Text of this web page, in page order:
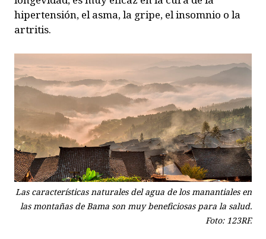
hipertensión, el asma, la gripe, el insomnio o la
artritis.
Las características naturales del agua de los manantiales en
las montañas de Bama son muy beneficiosas para la salud.
Foto: 123RF.